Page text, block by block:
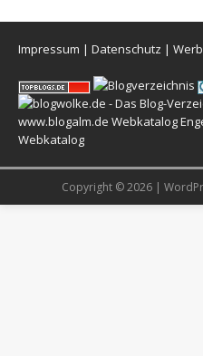
Impressum | Datenschutz |
www.blogalm.de Webkatalog
Webkatalog
Copyright © 2026 |